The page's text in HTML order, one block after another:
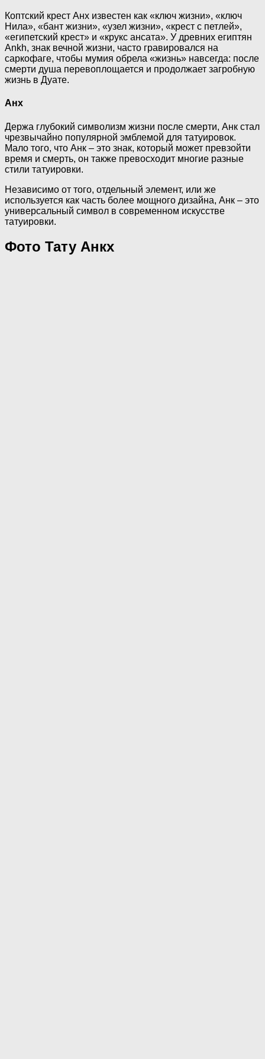
Коптский крест Анх известен как «ключ жизни», «ключ
Нила», «бант жизни», «узел жизни», «крест с петлей»,
«египетский крест» и «крукс ансата». У древних египтян
Ankh, знак вечной жизни, часто гравировался на
саркофаге, чтобы мумия обрела «жизнь» навсегда: после
смерти душа перевоплощается и продолжает загробную
жизнь в Дуате.
Анх
Держа глубокий символизм жизни после смерти, Анк стал
чрезвычайно популярной эмблемой для татуировок.
Мало того, что Анк – это знак, который может превзойти
время и смерть, он также превосходит многие разные
стили татуировки.
Независимо от того, отдельный элемент, или же
используется как часть более мощного дизайна, Анк – это
универсальный символ в современном искусстве
татуировки.
Фото Тату Анкх